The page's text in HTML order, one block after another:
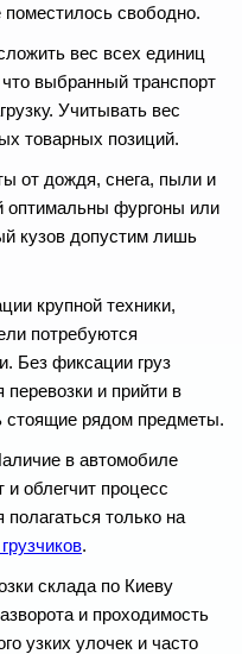
свободно.
вес всех единиц
выбранный транспорт
Учитывать вес
товарных позиций.
от дождя, снега, пыли и
оптимальны фургоны или
кузов допустим лишь
крупной техники,
потребуются
Без фиксации груз
и прийти в
стоящие рядом предметы.
в автомобиле
и облегчит процесс
полагаться только на
.
склада по Киеву
и проходимость
узких улочек и часто